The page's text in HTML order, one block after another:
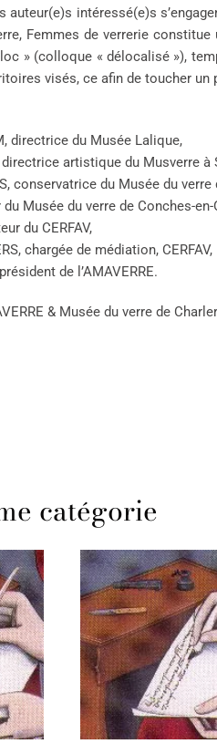
intéressé(e)s
Femmes de verrerie
» (colloque « délocalisé »),
visés, ce afin de toucher un
directrice du Musée Lalique,
artistique du Musverre à
conservatrice du Musée du verre
Musée du verre de Conches-en-
du CERFAV,
chargée de médiation, CERFAV,
de l’AMAVERRE.
& Musée du verre de
catégorie